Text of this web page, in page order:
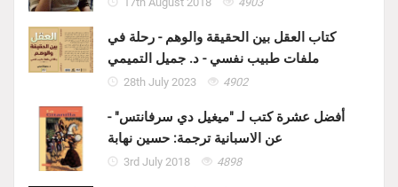
كتاب العقل بين الحقيقة والوهم - رحلة في
ملفات طبيب نفسي - د. جميل التميمي
28th July 2023 4902
أفضل عشرة كتب لـ "ميغيل دي سرفانتس" -
عن الاسبانية ترجمة: حسين نهابة
3rd July 2018 4898